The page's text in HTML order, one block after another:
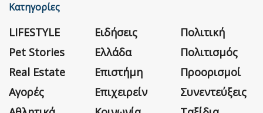
Κατηγορίες
LIFESTYLE
Pet Stories
Real Estate
Αγορές
Ειδήσεις
Ελλάδα
Επιστήμη
Επιχειρείν
Πολιτική
Πολιτισμός
Προορισμοί
Συνεντεύξεις